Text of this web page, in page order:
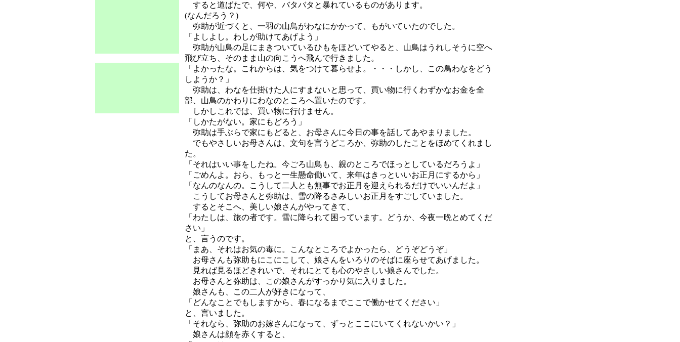
すると道ばたで、何や、バタバタと暴れているものがあります。
(なんだろう？)
弥助が近づくと、一羽の山鳥がわなにかかって、もがいていたのでした。
「よしよし。わしが助けてあげよう」
弥助が山鳥の足にまきついているひもをほどいてやると、山鳥はうれしそうに空へ
飛び立ち、そのまま山の向こうへ飛んで行きました。
「よかったな。これからは、気をつけて暮らせよ。・・・しかし、この鳥わなをどう
しようか？」
弥助は、わなを仕掛けた人にすまないと思って、買い物に行くわずかなお金を全
部、山鳥のかわりにわなのところへ置いたのです。
しかしこれでは、買い物に行けません。
「しかたがない。家にもどろう」
弥助は手ぶらで家にもどると、お母さんに今日の事を話してあやまりました。
でもやさしいお母さんは、文句を言うどころか、弥助のしたことをほめてくれまし
た。
「それはいい事をしたね。今ごろ山鳥も、親のところでほっとしているだろうよ」
「ごめんよ。おら、もっと一生懸命働いて、来年はきっといいお正月にするから」
「なんのなんの。こうして二人とも無事でお正月を迎えられるだけでいいんだよ」
こうしてお母さんと弥助は、雪の降るさみしいお正月をすごしていました。
するとそこへ、美しい娘さんがやってきて、
「わたしは、旅の者です。雪に降られて困っています。どうか、今夜一晩とめてくだ
さい」
と、言うのです。
「まあ、それはお気の毒に。こんなところでよかったら、どうぞどうぞ」
お母さんも弥助もにこにこして、娘さんをいろりのそばに座らせてあげました。
見れば見るほどきれいで、それにとても心のやさしい娘さんでした。
お母さんと弥助は、この娘さんがすっかり気に入りました。
娘さんも、この二人が好きになって、
「どんなことでもしますから、春になるまでここで働かせてください」
と、言いました。
「それなら、弥助のお嫁さんになって、ずっとここにいてくれないかい？」
娘さんは顔を赤くすると、